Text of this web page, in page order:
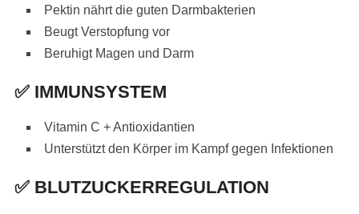
Pektin nährt die guten Darmbakterien
Beugt Verstopfung vor
Beruhigt Magen und Darm
✅ IMMUNSYSTEM
Vitamin C + Antioxidantien
Unterstützt den Körper im Kampf gegen Infektionen
✅ BLUTZUCKERREGULATION